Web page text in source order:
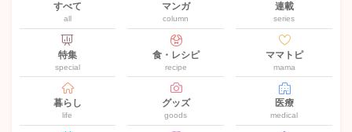
すべて
all
マンガ
column
連載
series
特集
special
食・レシピ
recipe
ママトピ
mama
暮らし
life
グッズ
goods
医療
medical